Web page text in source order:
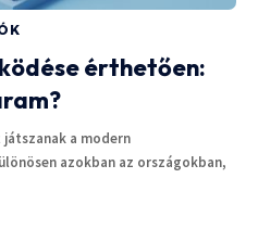
érthetően:
a modern
azokban az országokban,